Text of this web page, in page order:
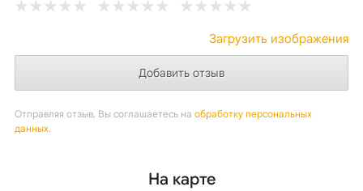
Загрузить изображения
Отправляя отзыв, Вы соглашаетесь на обработку персональных
данных.
На карте